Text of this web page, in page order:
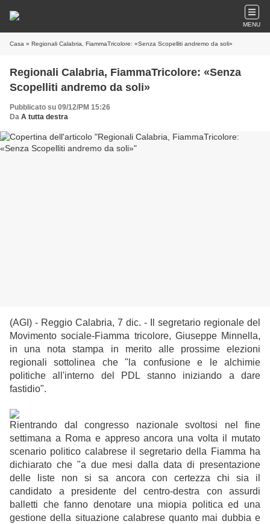
MENU
Casa » Regionali Calabria, FiammaTricolore: «Senza Scopelliti andremo da soli»
Regionali Calabria, FiammaTricolore: «Senza
Scopelliti andremo da soli»
Pubblicato su 09/12/PM 15:26
Da A tutta destra
(AGI) - Reggio Calabria, 7 dic. - Il segretario regionale del
Movimento sociale-Fiamma tricolore, Giuseppe Minnella,
in una nota stampa in merito alle prossime elezioni
regionali sottolinea che "la confusione e le alchimie
politiche all'interno del PDL stanno iniziando a dare
fastidio".
Rientrando dal congresso nazionale svoltosi nel fine
settimana a Roma e appreso ancora una volta il mutato
scenario politico calabrese il segretario della Fiamma ha
dichiarato che "a due mesi dalla data di presentazione
delle liste non si sa ancora con certezza chi sia il
candidato a presidente del centro-destra con assurdi
balletti che fanno denotare una miopia politica ed una
gestione della situazione calabrese quanto mai dubbia e